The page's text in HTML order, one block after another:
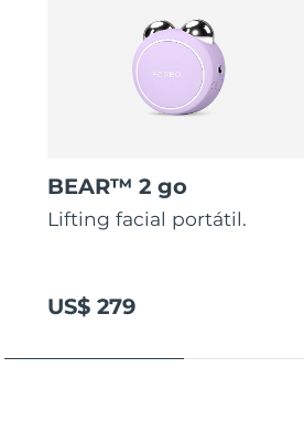
BEAR™ 2 go
Lifting facial portátil.
US$ 279